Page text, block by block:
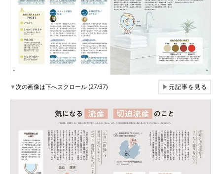
▼次の画像は下へスクロール (27/37) ▶元記事を見る